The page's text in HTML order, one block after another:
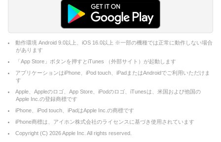
動作環境 Android 9.0以上、iOS 16.0以上 ※一部の機種では正常に動作しない場合
があります
「App Store」ボタンを押すとiTunes （外部サイト）が起動します
アプリケーションはiPhone、iPod touch、iPadまたはAndroidでご利用いただけま
す
Apple、Appleのロゴ、App Store、iPodのロゴ、iTunesは、米国および他国の
Apple Inc.の登録商標です
iPhone、iPod touch、iPadはApple Inc.の商標です
iPhone商標は、アイホン株式会社のライセンスに基づき使用されています
Copyright (C) 2026Apple Inc. All rights reserved.